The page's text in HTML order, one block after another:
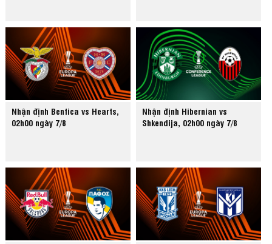
Nhận định Benfica vs Hearts,
02h00 ngày 7/8
Nhận định Hibernian vs
Shkendija, 02h00 ngày 7/8